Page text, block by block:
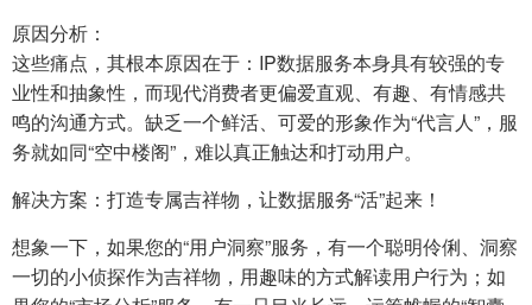
原因分析：
这些痛点，其根本原因在于：IP数据服务本身具有较强的专
业性和抽象性，而现代消费者更偏爱直观、有趣、有情感共
鸣的沟通方式。缺乏一个鲜活、可爱的形象作为“代言人”，服
务就如同“空中楼阁”，难以真正触达和打动用户。
解决方案：打造专属吉祥物，让数据服务“活”起来！
想象一下，如果您的“用户洞察”服务，有一个聪明伶俐、洞察
一切的小侦探作为吉祥物，用趣味的方式解读用户行为；如